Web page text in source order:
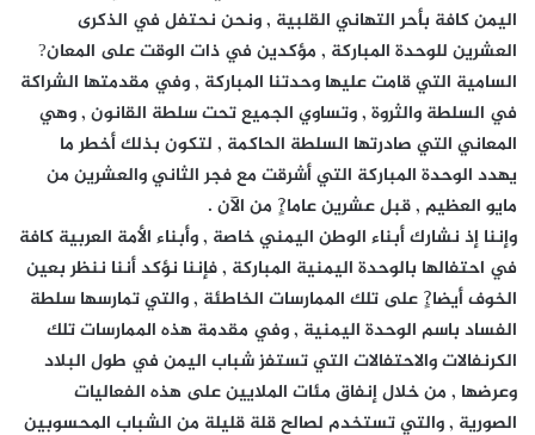
اليمن كافة بأحر التهاني القلبية , ونحن نحتفل في الذكرى
العشرين للوحدة المباركة , مؤكدين في ذات الوقت على المعان?
السامية التي قامت عليها وحدتنا المباركة , وفي مقدمتها الشراكة
في السلطة والثروة , وتساوي الجميع تحت سلطة القانون , وهي
المعاني التي صادرتها السلطة الحاكمة , لتكون بذلك أخطر ما
يهدد الوحدة المباركة التي أشرقت مع فجر الثاني والعشرين من
مايو العظيم , قبل عشرين عاما?ٍ من الآن .
وإننا إذ نشارك أبناء الوطن اليمني خاصة , وأبناء الأمة العربية كافة
في احتفالها بالوحدة اليمنية المباركة , فإننا نؤكد أننا ننظر بعين
الخوف أيضا?ٍ على تلك الممارسات الخاطئة , والتي تمارسها سلطة
الفساد باسم الوحدة اليمنية , وفي مقدمة هذه الممارسات تلك
الكرنفالات والاحتفالات التي تستفز شباب اليمن في طول البلاد
وعرضها , من خلال إنفاق مئات الملايين على هذه الفعاليات
الصورية , والتي تستخدم لصالح قلة قليلة من الشباب المحسوبين